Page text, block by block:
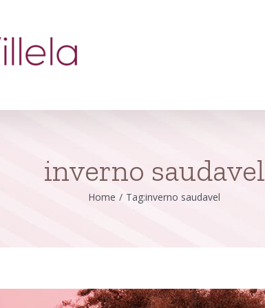
inverno saudavel
Home / Tag:inverno saudavel